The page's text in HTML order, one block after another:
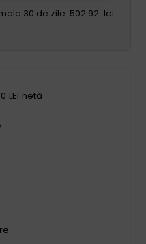
pentru
30 de zile: 502.92 lei
LEI netă